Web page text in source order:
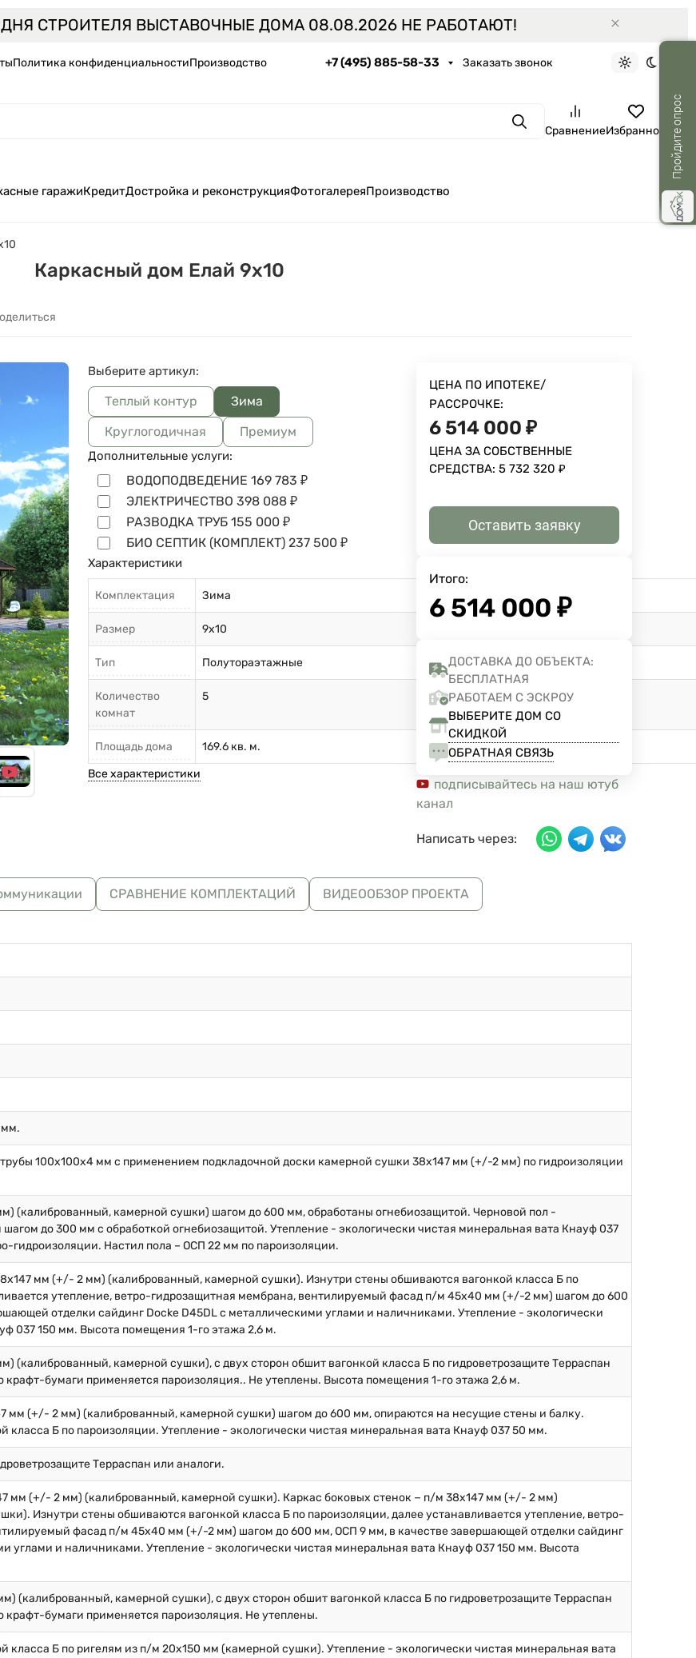
СТРОИТЕЛЯ ВЫСТАВОЧНЫЕ ДОМА 08.08.2026 НЕ РАБОТАЮТ!
Политика конфиденциальностиПроизводство +7 (495) 885-58-33 Заказать звонок
СветлаяТемная
ПоискСравнениеИзбранное
гаражиКредитДостройка и реконструкцияФотогалереяПроизводство
Каркасный дом Елай 9x10
Выберите артикул:
Теплый контур
Зима
Круглогодичная
Премиум
Дополнительные услуги:
ВОДОПОДВЕДЕНИЕ169 783 ₽
ЭЛЕКТРИЧЕСТВО398 088 ₽
РАЗВОДКА ТРУБ155 000 ₽
БИО СЕПТИК (КОМПЛЕКТ)237 500 ₽
Характеристики
Комплектация Зима
Размер 9х10
Тип Полутораэтажные
Количество
комнат
5
Площадь дома
169.6 кв. м.
Все характеристики
ЦЕНА ПО ИПОТЕКЕ/
РАССРОЧКЕ:
6 514 000 ₽
ЦЕНА ЗА СОБСТВЕННЫЕ
СРЕДСТВА:5 732 320₽
Оставить заявку
Итого:
6 514 000 ₽
ДОСТАВКА ДО ОБЪЕКТА:
БЕСПЛАТНАЯ
РАБОТАЕМ С ЭСКРОУ
ВЫБЕРИТЕ ДОМ СО
СКИДКОЙ
ОБРАТНАЯ СВЯЗЬ
подписывайтесь на наш ютуб
канал
Написать через:
СРАВНЕНИЕ КОМПЛЕКТАЦИЙ ВИДЕООБЗОР ПРОЕКТА
мм.
100х100х4 мм с применением подкладочной доски камерной сушки 38х147 мм (+/-2 мм) по гидроизоляции
(калиброванный, камерной сушки) шагом до 600 мм, обработаны огнебиозащитой. Черновой пол -
до 300 мм с обработкой огнебиозащитой. Утепление - экологически чистая минеральная вата Кнауф 037
гидроизоляции. Настил пола – ОСП 22 мм по пароизоляции.
мм (+/- 2 мм) (калиброванный, камерной сушки). Изнутри стены обшиваются вагонкой класса Б по
утепление, ветро-гидрозащитная мембрана, вентилируемый фасад п/м 45х40 мм (+/-2 мм) шагом до 600
отделки сайдинг Docke D45DL с металлическими углами и наличниками. Утепление - экологически
037 150 мм. Высота помещения 1-го этажа 2,6 м.
(калиброванный, камерной сушки), с двух сторон обшит вагонкой класса Б по гидроветрозащите Терраспан
крафт-бумаги применяется пароизоляция.. Не утеплены. Высота помещения 1-го этажа 2,6 м.
мм (+/- 2 мм) (калиброванный, камерной сушки) шагом до 600 мм, опираются на несущие стены и балку.
класса Б по пароизоляции. Утепление - экологически чистая минеральная вата Кнауф 037 50 мм.
Терраспан или аналоги.
мм (+/- 2 мм) (калиброванный, камерной сушки). Каркас боковых стенок − п/м 38х147 мм (+/- 2 мм)
Изнутри стены обшиваются вагонкой класса Б по пароизоляции, далее устанавливается утепление, ветро-
фасад п/м 45х40 мм (+/-2 мм) шагом до 600 мм, ОСП 9 мм, в качестве завершающей отделки сайдинг
углами и наличниками. Утепление - экологически чистая минеральная вата Кнауф 037 150 мм. Высота
(калиброванный, камерной сушки), с двух сторон обшит вагонкой класса Б по гидроветрозащите Терраспан
крафт-бумаги применяется пароизоляция. Не утеплены.
класса Б по ригелям из п/м 20х150 мм (камерной сушки). Утепление - экологически чистая минеральная вата
Пройдите опрос